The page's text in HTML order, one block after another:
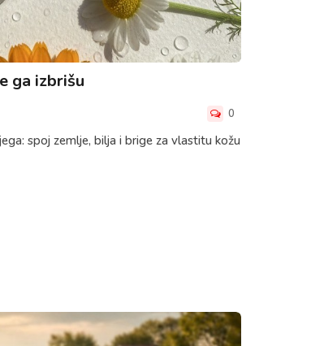
ga izbrišu
0
spoj zemlje, bilja i brige za vlastitu kožu